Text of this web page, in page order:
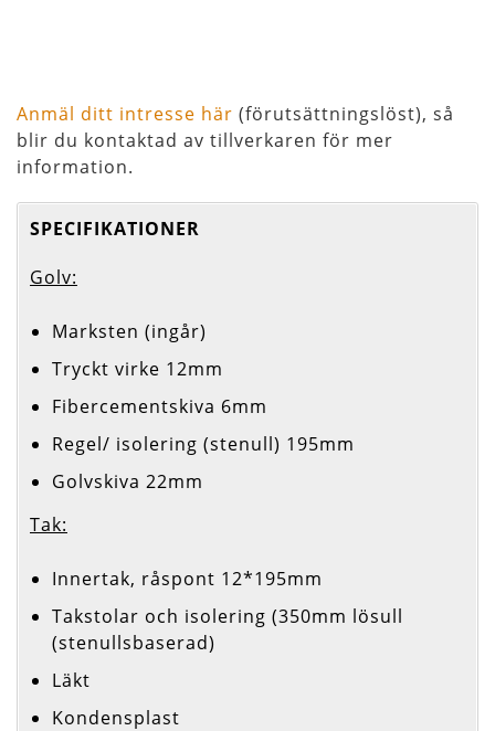
Anmäl ditt intresse här (förutsättningslöst), så
blir du kontaktad av tillverkaren för mer
information.
SPECIFIKATIONER
Golv:
Marksten (ingår)
Tryckt virke 12mm
Fibercementskiva 6mm
Regel/ isolering (stenull) 195mm
Golvskiva 22mm
Tak:
Innertak, råspont 12*195mm
Takstolar och isolering (350mm lösull
(stenullsbaserad)
Läkt
Kondensplast